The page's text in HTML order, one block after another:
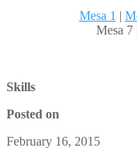
Mesa 1 |
Mesa 7 |
Skills
Posted on
February 16, 2015